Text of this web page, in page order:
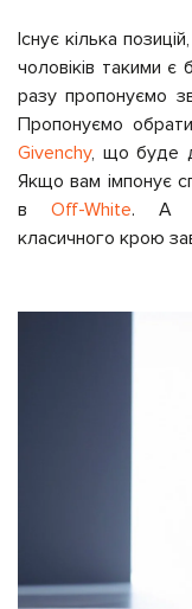
Існує кілька
чоловіків такими є
разу пропонуємо
Пропонуємо
Givenchy, що буде
Якщо вам імпонує
вOff-White. А
класичного крою